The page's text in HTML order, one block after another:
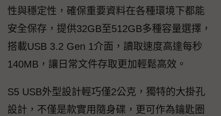
性與穩定性，確保重要資料在各種環境下都能
安全保存，提供32GB至512GB多種容量選擇，
搭載USB 3.2 Gen 1介面，讀取速度高達每秒
140MB，讓日常文件存取更加輕鬆高效。
S5 USB外型設計輕巧僅2公克，獨特的大掛孔
設計，不僅是款實用隨身碟，更可作為鑰匙圈